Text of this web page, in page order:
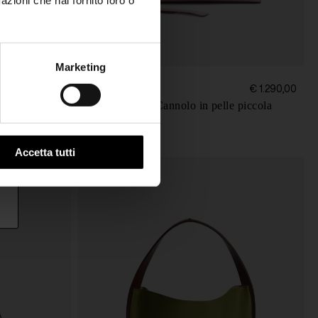
Marketing
Accetta tutti
€ 1.290,00 Jil Sander € 1.290,00
Borsa a spalla Cannolo in pelle piccola